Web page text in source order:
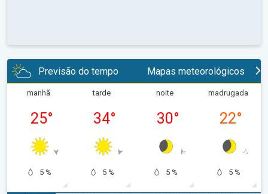
Previsão do tempo Mapas meteorológicos
manhã
25°
5 %
tarde
34°
5 %
noite
30°
5 %
madrugada
22°
5 %